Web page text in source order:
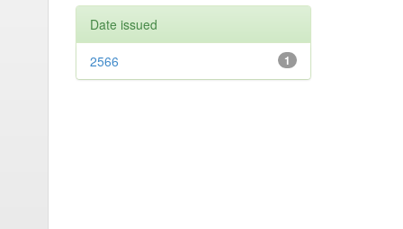
Date issued
1
2566